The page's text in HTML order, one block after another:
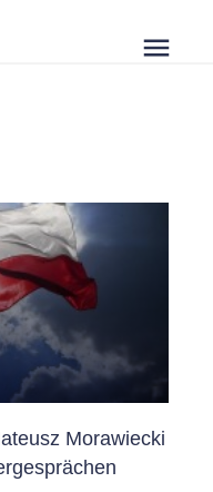
menu
Morawiecki